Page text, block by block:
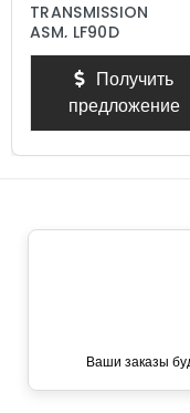
TRANSMISSION
ASM, LF90D
Получить
предложение
Ваши заказы